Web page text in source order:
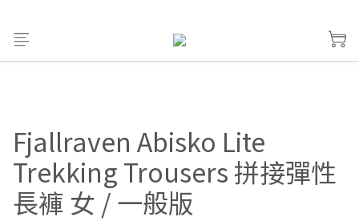
Fjallraven Abisko Lite
Trekking Trousers 拼接彈性
長褲 女 / 一般版